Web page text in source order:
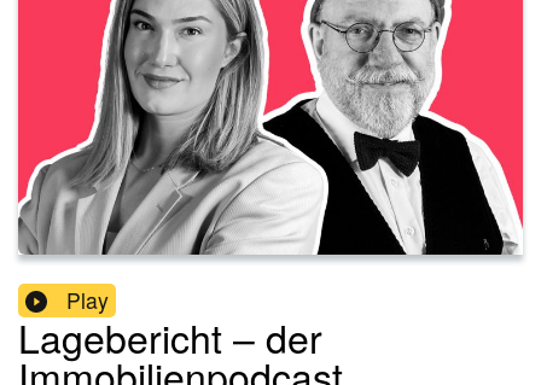
Play
Lagebericht – der